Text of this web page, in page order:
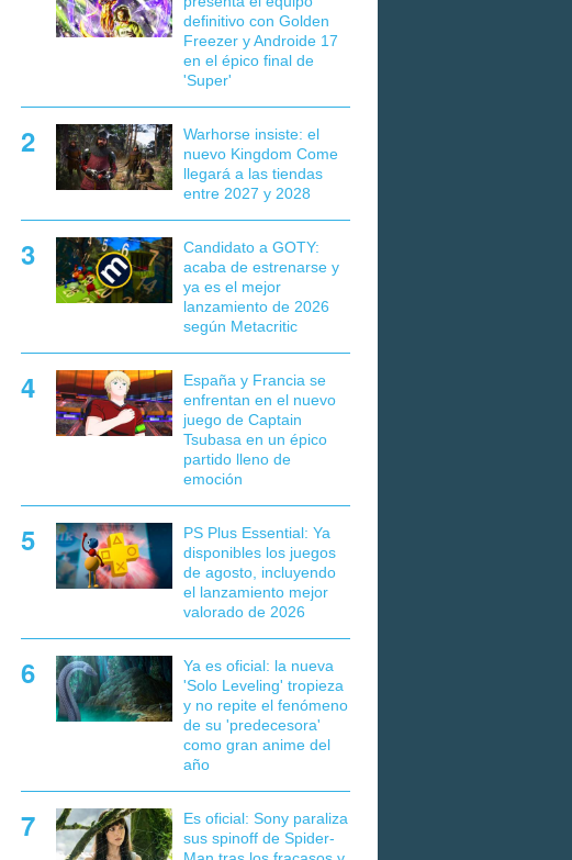
definitivo con Golden
Freezer y Androide 17
en el épico final de
'Super'
Warhorse insiste: el
nuevo Kingdom Come
llegará a las tiendas
entre 2027 y 2028
Candidato a GOTY:
acaba de estrenarse y
ya es el mejor
lanzamiento de 2026
según Metacritic
España y Francia se
enfrentan en el nuevo
juego de Captain
Tsubasa en un épico
partido lleno de
emoción
PS Plus Essential: Ya
disponibles los juegos
de agosto, incluyendo
el lanzamiento mejor
valorado de 2026
Ya es oficial: la nueva
'Solo Leveling' tropieza
y no repite el fenómeno
de su 'predecesora'
como gran anime del
año
Es oficial: Sony paraliza
sus spinoff de Spider-